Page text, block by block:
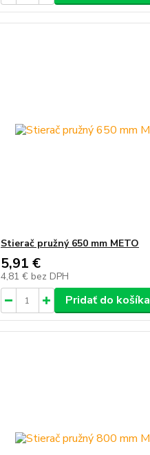
Stierač pružný 650 mm METO
5,91 €
4,81 € bez DPH
Pridať do košíka